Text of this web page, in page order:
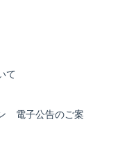
て
電子公告のご案